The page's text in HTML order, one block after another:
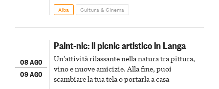
Alba Cultura & Cinema
08 AGO
09 AGO
Paint-nic: il picnic artistico in Langa
Un'attività rilassante nella natura tra pittura,
vino e nuove amicizie. Alla fine, puoi
scambiare la tua tela o portarla a casa